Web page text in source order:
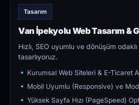
Tasarım
Van İpekyolu Web Tasarım &
Hızlı, SEO uyumlu ve dönüşüm
tasarlıyoruz.
Kurumsal Web Siteleri & E-Ticaret
Mobil Uyumlu (Responsive) ve
Yüksek Sayfa Hızı (PageSpeed)